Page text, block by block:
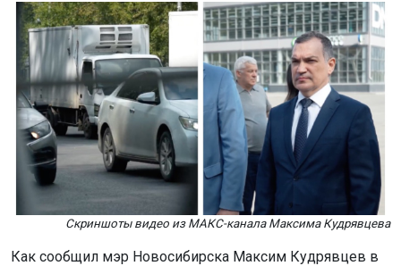
Скриншоты видео из МАКС-канала Максима Кудрявцева
Как сообщил мэр Новосибирска Максим Кудрявцев в